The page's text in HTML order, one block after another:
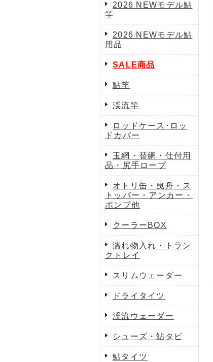
2026 NEWモデル鮎
竿
2026 NEWモデル鮎
用品
SALE商品
鮎竿
渓流竿
ロッドケース･ロッ
ドカバー
玉網・替網・仕付用
品・尻手ロープ
オトリ缶・曳舟・ス
トッパー・アンカー・
ポンプ他
クーラーBOX
濡れ物入れ・トラン
クトレイ
スリムウェーダー
ドライタイツ
渓流ウェーダー
シューズ・鮎タビ
鮎タイツ